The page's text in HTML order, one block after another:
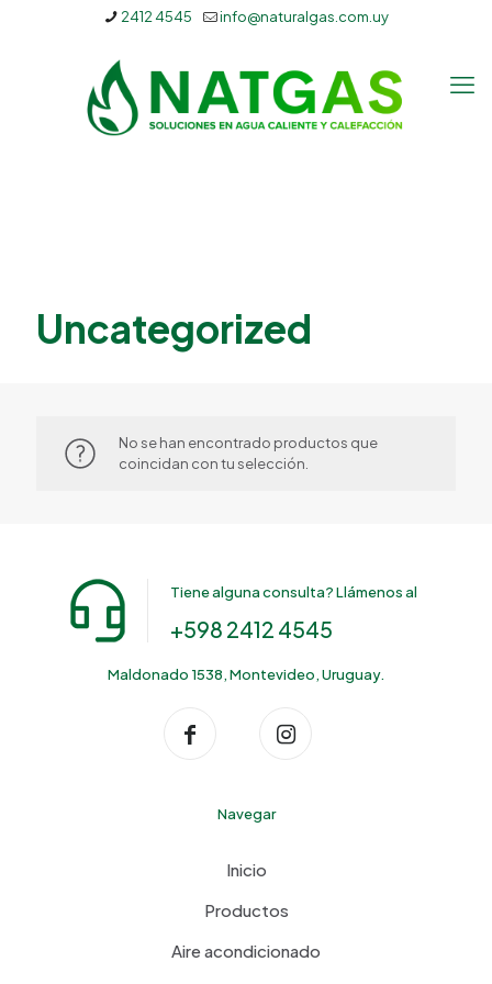
2412 4545 info@naturalgas.com.uy
Uncategorized
No se han encontrado productos que
coincidan con tu selección.
Tiene alguna consulta? Llámenos al
+598 2412 4545
Maldonado 1538, Montevideo, Uruguay.
Navegar
Inicio
Productos
Aire acondicionado